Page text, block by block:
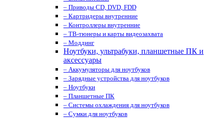
– Приводы CD, DVD, FDD
– Картридеры внутренние
– Контроллеры внутренние
– ТВ-тюнеры и карты видеозахвата
– Моддинг
Ноутбуки, ультрабуки, планшетные ПК и
аксессуары
– Аккумуляторы для ноутбуков
– Зарядные устройства для ноутбуков
– Ноутбуки
– Планшетные ПК
– Системы охлаждения для ноутбуков
– Сумки для ноутбуков